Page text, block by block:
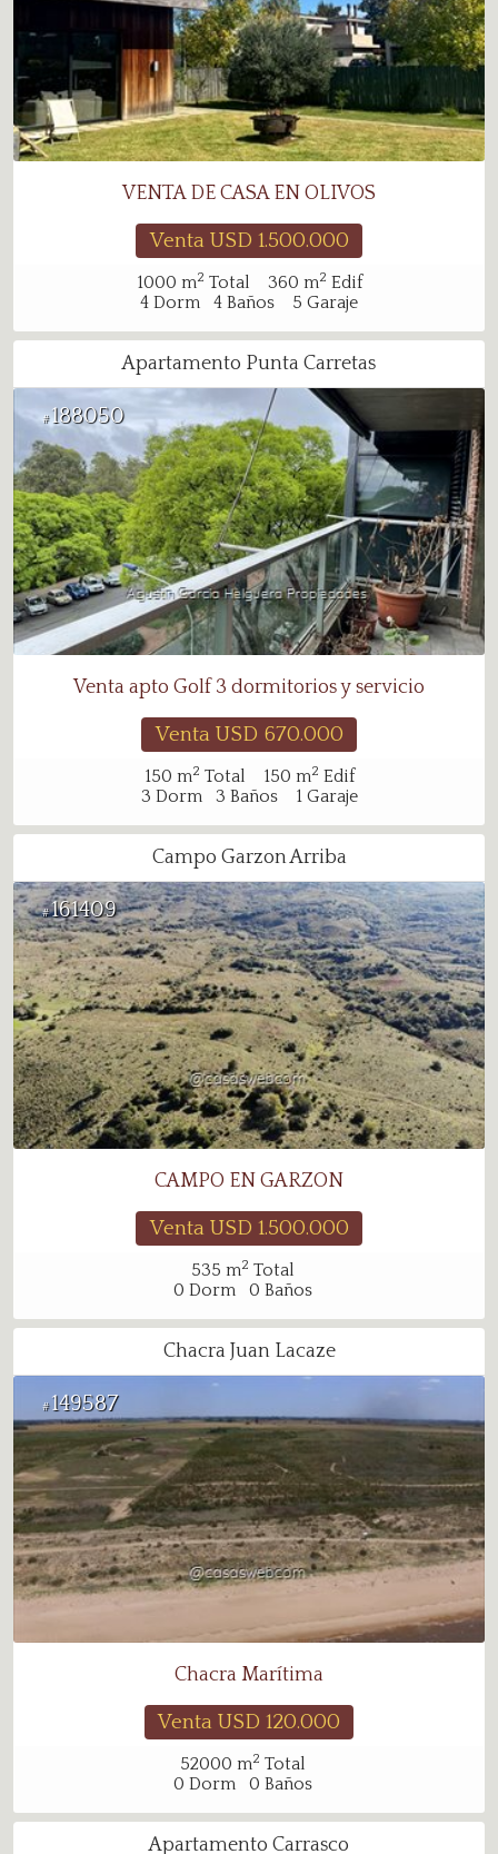
VENTA DE CASA EN OLIVOS
Venta USD 1.500.000
1000 m2 Total 360 m2 Edif
4 Dorm 4 Baños 5 Garaje
Apartamento Punta Carretas
#188050
Venta apto Golf 3 dormitorios y servicio
Venta USD 670.000
150 m2 Total 150 m2 Edif
3 Dorm 3 Baños 1Garaje
Campo Garzon Arriba
#161409
CAMPO EN GARZON
Venta USD 1.500.000
535 m2 Total
0 Dorm 0 Baños
Chacra Juan Lacaze
#149587
Chacra Marítima
Venta USD 120.000
52000 m2 Total
0 Dorm 0 Baños
Apartamento Carrasco